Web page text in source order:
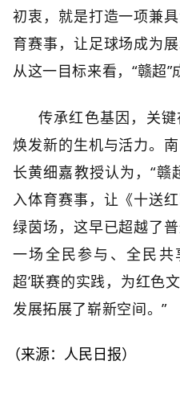
初衷，就是打造一项兼
育赛事，让足球场成为
从这一目标来看，“赣超”
传承红色基因，关
焕发新的生机与活力。
长黄细嘉教授认为，“赣
入体育赛事，让《十送
绿茵场，这早已超越了
一场全民参与、全民共
超’联赛的实践，为红色
发展拓展了崭新空间。”
（来源：人民日报）